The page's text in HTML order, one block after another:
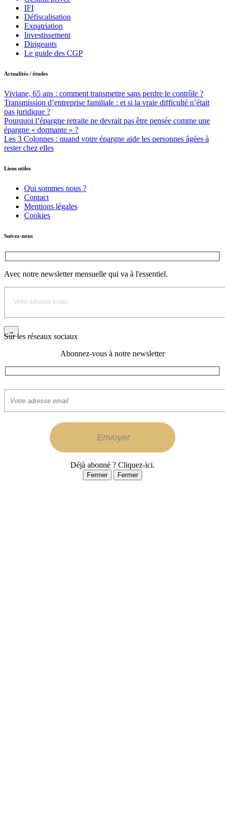
IFI
Défiscalisation
Expatriation
Investissement
Dirigeants
Le guide des CGP
Actualités / études
Viviane, 65 ans : comment transmettre sans perdre le contrôle ?
Transmission d’entreprise familiale : et si la vraie difficulté n’était
pas juridique ?
Pourquoi l’épargne retraite ne devrait pas être pensée comme une
épargne « dormante » ?
Les 3 Colonnes : quand votre épargne aide les personnes âgées à
rester chez elles
Liens utiles
Qui sommes nous ?
Contact
Mentions légales
Cookies
Suivez-nous
Avec notre newsletter mensuelle qui va à l'essentiel.
Sur les réseaux sociaux
Abonnez-vous à notre newsletter
Déjà abonné ? Cliquez-ici.
Fermer Fermer